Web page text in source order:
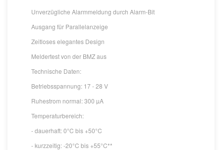
Unverzügliche Alarmmeldung durch Alarm-Bit
Ausgang für Parallelanzeige
Zeitloses elegantes Design
Meldertest von der BMZ aus
Technische Daten:
Betriebsspannung: 17 - 28 V
Ruhestrom normal: 300 µA
Temperaturbereich:
- dauerhaft: 0°C bis +50°C
- kurzzeitig: -20°C bis +55°C**